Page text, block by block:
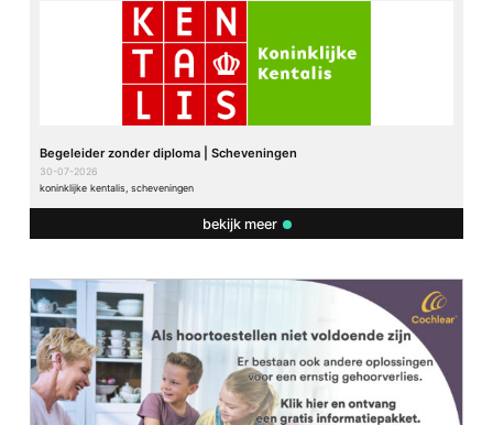
Begeleider zonder diploma | Scheveningen
30-07-2026
koninklijke kentalis, scheveningen
bekijk meer